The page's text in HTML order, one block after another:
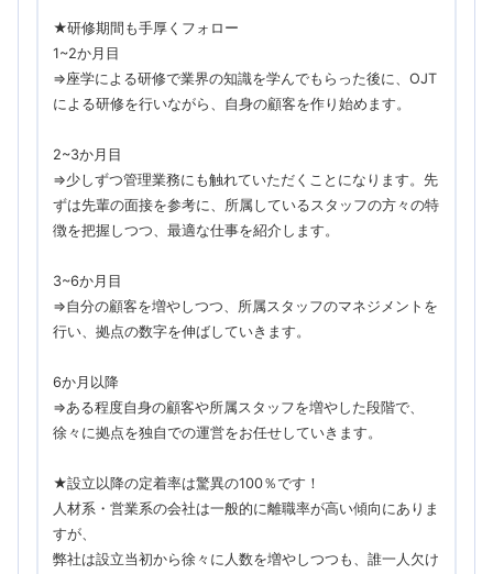
★研修期間も手厚くフォロー
1~2か月目
⇒座学による研修で業界の知識を学んでもらった後に、OJT
による研修を行いながら、自身の顧客を作り始めます。
2~3か月目
⇒少しずつ管理業務にも触れていただくことになります。先
ずは先輩の面接を参考に、所属しているスタッフの方々の特
徴を把握しつつ、最適な仕事を紹介します。
3~6か月目
⇒自分の顧客を増やしつつ、所属スタッフのマネジメントを
行い、拠点の数字を伸ばしていきます。
6か月以降
⇒ある程度自身の顧客や所属スタッフを増やした段階で、
徐々に拠点を独自での運営をお任せしていきます。
★設立以降の定着率は驚異の100％です！
人材系・営業系の会社は一般的に離職率が高い傾向にありま
すが、
弊社は設立当初から徐々に人数を増やしつつも、誰一人欠け